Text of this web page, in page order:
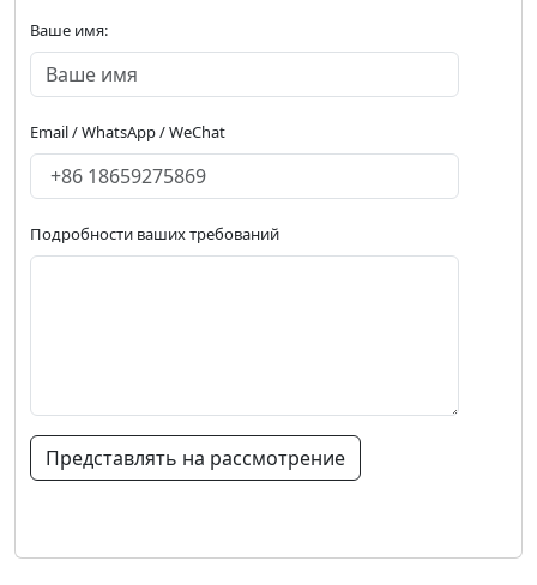
Ваше имя:
Email / WhatsApp / WeChat
Подробности ваших требований
Представлять на рассмотрение